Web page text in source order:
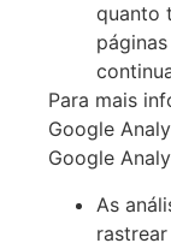
quanto
Para mais
Google
Google
As